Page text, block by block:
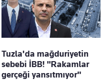
Tuzla'da mağduriyetin
sebebi İBB! "Rakamlar
gerçeği yansıtmıyor"